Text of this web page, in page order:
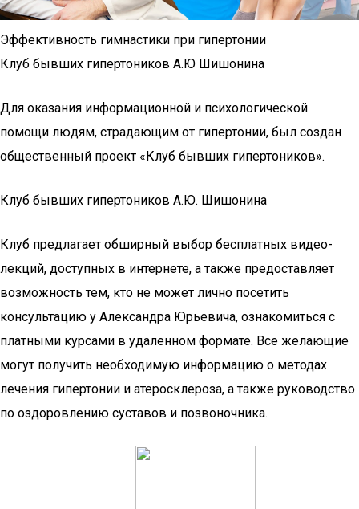
Эффективность гимнастики при гипертонии
Клуб бывших гипертоников А.Ю Шишонина
Для оказания информационной и психологической
помощи людям, страдающим от гипертонии, был создан
общественный проект «Клуб бывших гипертоников».
Клуб бывших гипертоников А.Ю. Шишонина
Клуб предлагает обширный выбор бесплатных видео-
лекций, доступных в интернете, а также предоставляет
возможность тем, кто не может лично посетить
консультацию у Александра Юрьевича, ознакомиться с
платными курсами в удаленном формате. Все желающие
могут получить необходимую информацию о методах
лечения гипертонии и атеросклероза, а также руководство
по оздоровлению суставов и позвоночника.